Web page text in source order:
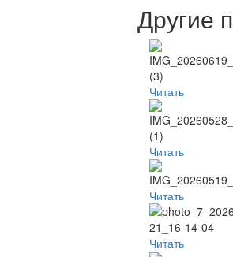
Другие
Читать
Читать
Читать
Читать